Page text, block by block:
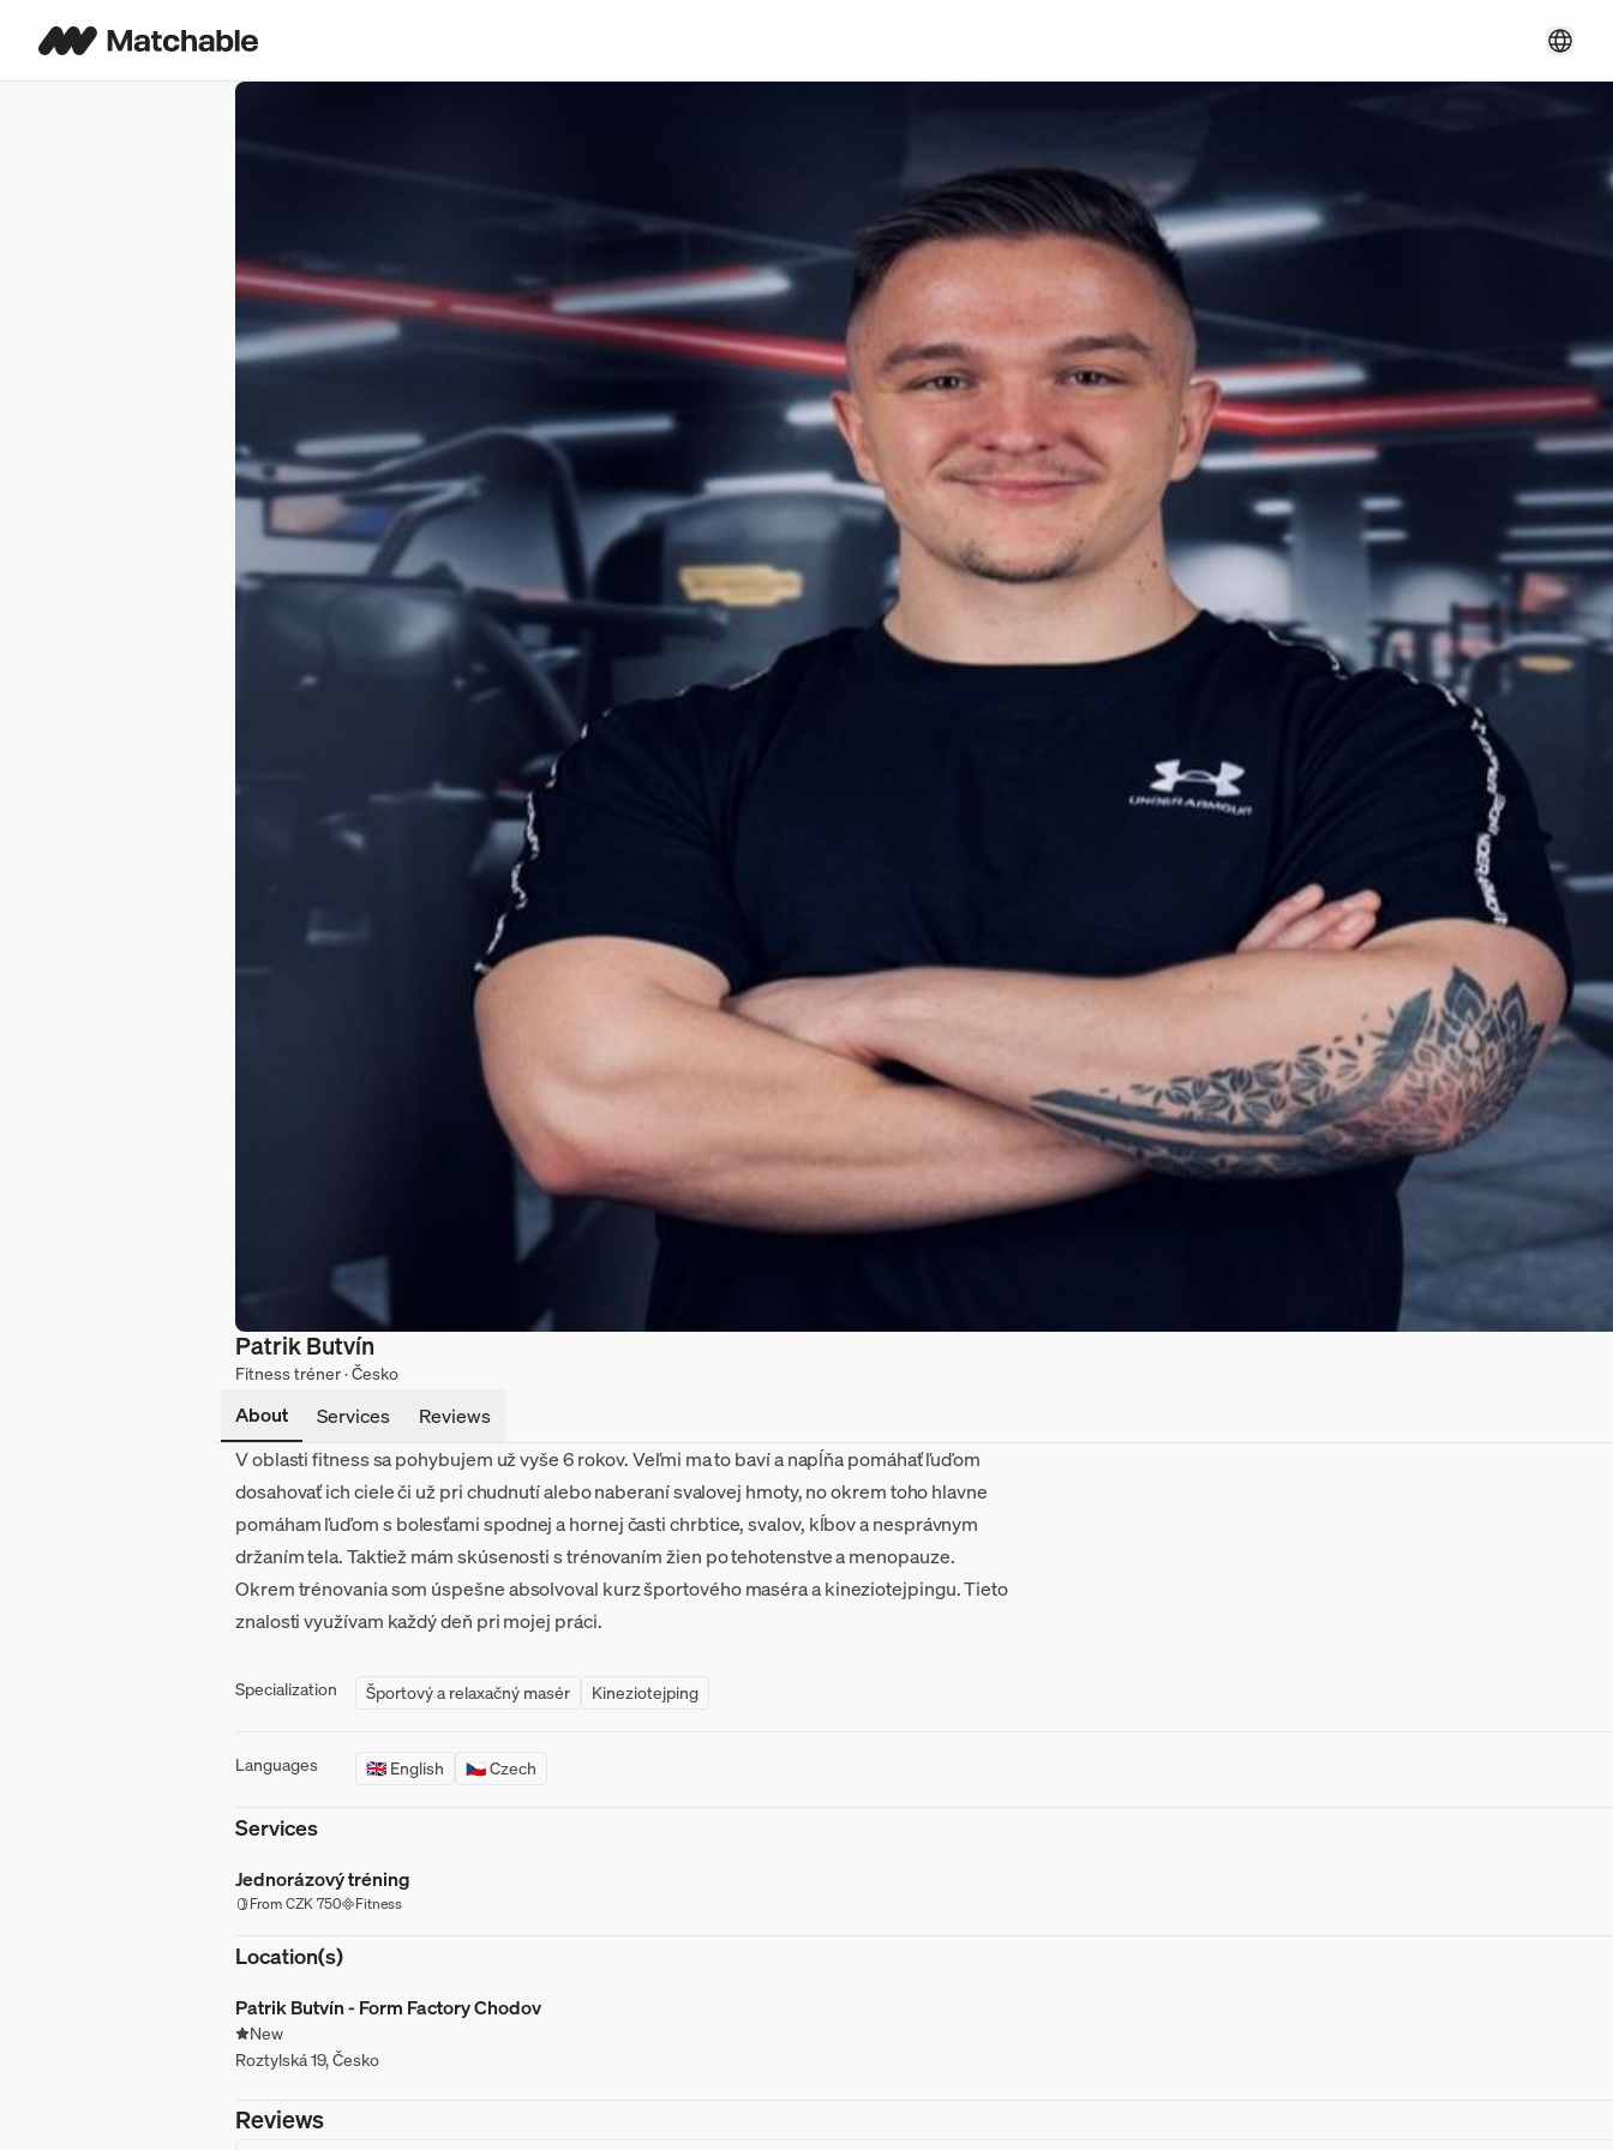
Patrik Butvín
Fitness tréner · Česko
About Services
Reviews
V oblasti fitness sa pohybujem už vyše 6 rokov. Veľmi ma to baví a napĺňa pomáhať ľuďom
dosahovať ich ciele či už pri chudnutí alebo naberaní svalovej hmoty, no okrem toho hlavne
pomáham ľuďom s bolesťami spodnej a hornej časti chrbtice, svalov, kĺbov a nesprávnym
držaním tela. Taktiež mám skúsenosti s trénovaním žien po tehotenstve a menopauze.
Okrem trénovania som úspešne absolvoval kurz športového maséra a kineziotejpingu. Tieto
znalosti využívam každý deň pri mojej práci.
Specialization Športový a relaxačný masér Kineziotejping
Languages 🇬🇧 English 🇨🇿 Czech
Services
Jednorázový tréning
From CZK 750 Fitness
Location(s)
Patrik Butvín - Form Factory Chodov
New
Roztylská 19, Česko
Reviews